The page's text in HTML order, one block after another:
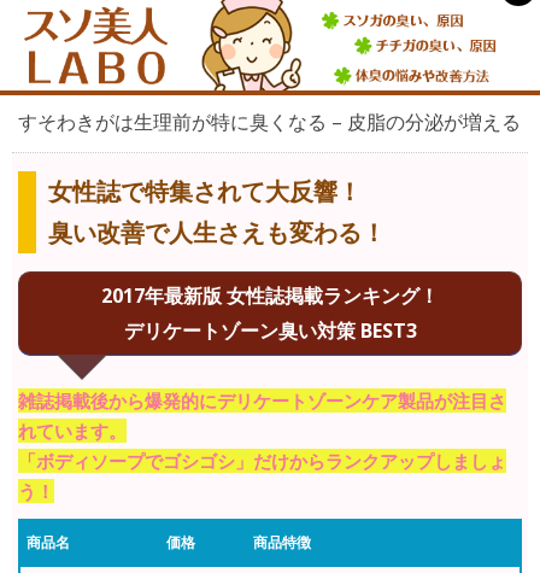
すそわきがは生理前が特に臭くなる – 皮脂の分泌が増える
女性誌で特集されて大反響！
臭い改善で人生さえも変わる！
2017年最新版 女性誌掲載ランキング！
デリケートゾーン臭い対策 BEST3
雑誌掲載後から爆発的にデリケートゾーンケア製品が注目さ
れています。
「ボディソープでゴシゴシ」だけからランクアップしましょ
う！
商品名 価格 商品特徴